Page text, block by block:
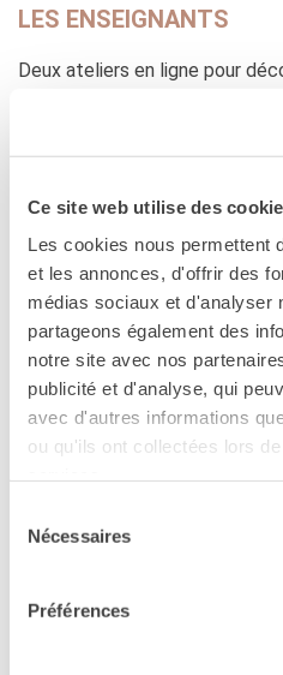
Ce site web utilise des
Les cookies nous permettent
et les annonces, d'offrir des
médias sociaux et d'analyser
partageons également des
notre site avec nos
publicité et d'analyse, qui
avec d'autres informations
ou qu'ils ont collectées lors
Nécessaires
Préférences
LES ENSEIGNANTS
Deux ateliers en ligne pour
enseignants de français et
séances vous permettront de
partir des 8 archétypes et
selon les 12 étapes du
en page narrative des planches.
3 février
17h - 19h | La
grammaire de la bande
l’écriture d’une histoire.
📅5 février17h-19h | Créer
dialogues grâce à des
directement en classe.
CONCOURS
Dans le cadre de la
nous proposons deux